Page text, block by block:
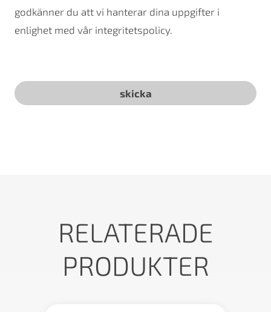
godkänner du att vi hanterar dina uppgifter i
enlighet med vår integritetspolicy.
RELATERADE
PRODUKTER